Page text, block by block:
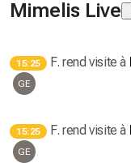
Mimelis Live
15:25 F. rend visite à
GE
15:25 F. rend visite à
GE